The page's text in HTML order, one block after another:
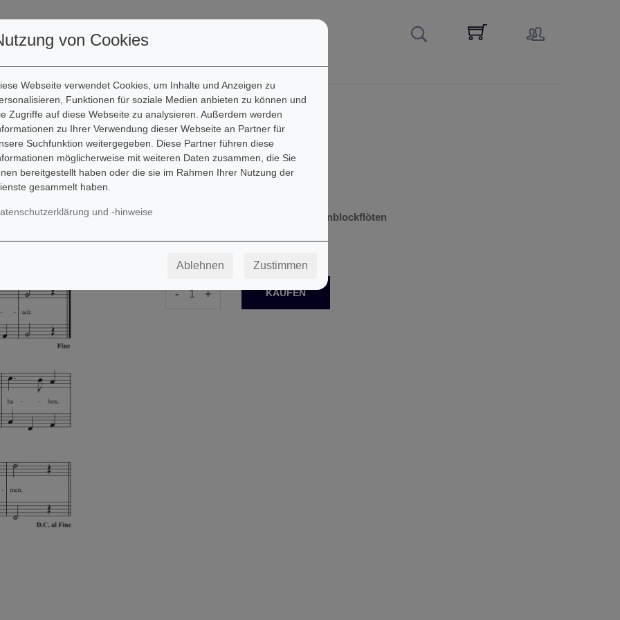
von Cookies
Webseite verwendet Cookies, um Inhalte und Anzeigen zu
Funktionen für soziale Medien anbieten zu können und
Zugriffe auf diese Webseite zu analysieren. Außerdem werden
zu Ihrer Verwendung dieser Webseite an Partner für
Suchfunktion weitergegeben. Diese Partner führen diese
möglicherweise mit weiteren Daten zusammen, die Sie
bereitgestellt haben oder die sie im Rahmen Ihrer Nutzung der
gesammelt haben.
und -hinweise
Ablehnen Zustimmen
Downloads
Barbara Ertl
Widele, wedele
Besetzung: Eine oder zwei Sopranblockflöten
1,49 €
- +